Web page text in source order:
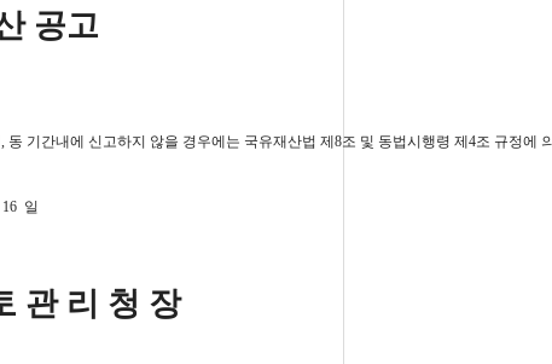
공고
기간내에 신고하지 않을 경우에는 국유재산법 제8조 및 동법시행령 제4조 규정에
일
관 리 청 장